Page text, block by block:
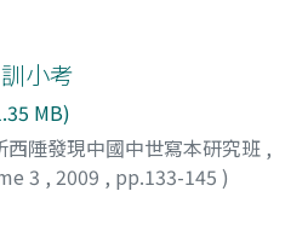
小考
MB)
陲發現中國中世寫本研究班 ,
3 , 2009 , pp.133-145 )